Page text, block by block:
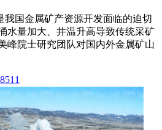
我国金属矿产资源开发面临的迫切
水量加大、井温升高导致传统采矿
峰院士研究团队对国内外金属矿山